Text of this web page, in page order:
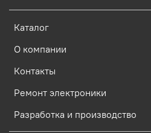
Каталог
О компании
Контакты
Ремонт электроники
Разработка и производство